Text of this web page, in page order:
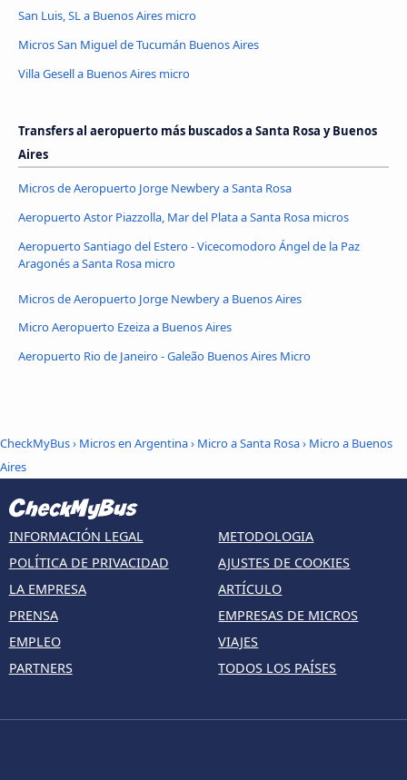
San Luis, SL a Buenos Aires micro
Micros San Miguel de Tucumán Buenos Aires
Villa Gesell a Buenos Aires micro
Transfers al aeropuerto más buscados a Santa Rosa y Buenos
Aires
Micros de Aeropuerto Jorge Newbery a Santa Rosa
Aeropuerto Astor Piazzolla, Mar del Plata a Santa Rosa micros
Aeropuerto Santiago del Estero - Vicecomodoro Ángel de la Paz
Aragonés a Santa Rosa micro
Micros de Aeropuerto Jorge Newbery a Buenos Aires
Micro Aeropuerto Ezeiza a Buenos Aires
Aeropuerto Rio de Janeiro - Galeão Buenos Aires Micro
CheckMyBus› Micros en Argentina› Micro a Santa Rosa› Micro a Buenos
Aires
INFORMACIÓN LEGAL
POLÍTICA DE PRIVACIDAD
LA EMPRESA
PRENSA
EMPLEO
PARTNERS
METODOLOGIA
AJUSTES DE COOKIES
ARTÍCULO
EMPRESAS DE MICROS
VIAJES
TODOS LOS PAÍSES